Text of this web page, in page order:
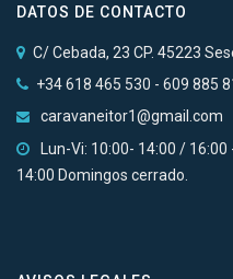
DATOS DE CONTACTO
C/ Cebada, 23 CP. 45223
+34 618 465 530 - 609 885
caravaneitor1@gmail.com
Lun-Vi: 10:00- 14:00 /
14:00 Domingos cerrado.